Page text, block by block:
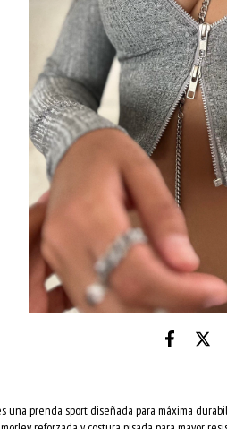
una prenda sport diseñada para máxima